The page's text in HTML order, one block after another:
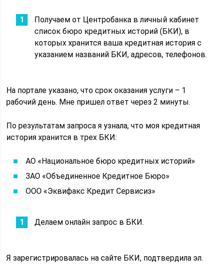
Получаем от Центробанка в личный кабинет
список бюро кредитных историй (БКИ), в
которых хранится ваша кредитная история с
указанием названий БКИ, адресов, телефонов.
На портале указано, что срок оказания услуги – 1
рабочий день. Мне пришел ответ через 2 минуты.
По результатам запроса я узнала, что моя кредитная
история хранится в трех БКИ:
АО «Национальное бюро кредитных историй»
ЗАО «Объединенное Кредитное Бюро»
ООО «Эквифакс Кредит Сервисиз»
Делаем онлайн запрос в БКИ.
Я зарегистрировалась на сайте БКИ, подтвердила эл.